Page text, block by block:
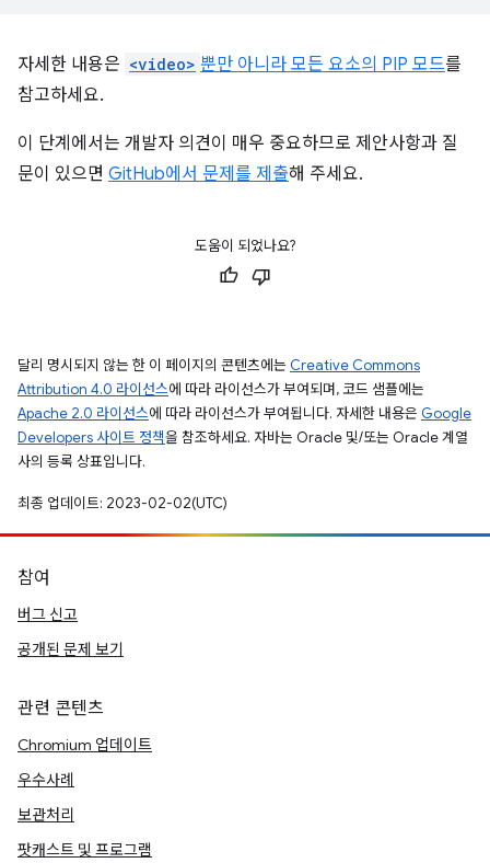
자세한 내용은 <video> 뿐만 아니라 모든 요소의 PIP 모드를
참고하세요.
이 단계에서는 개발자 의견이 매우 중요하므로 제안사항과 질
문이 있으면 GitHub에서 문제를 제출해 주세요.
도움이 되었나요?
달리 명시되지 않는 한 이 페이지의 콘텐츠에는 Creative Commons
Attribution 4.0 라이선스에 따라 라이선스가 부여되며, 코드 샘플에는
Apache 2.0 라이선스에 따라 라이선스가 부여됩니다. 자세한 내용은 Google
Developers 사이트 정책을 참조하세요. 자바는 Oracle 및/또는 Oracle 계열
사의 등록 상표입니다.
최종 업데이트: 2023-02-02(UTC)
참여
버그 신고
공개된 문제 보기
관련 콘텐츠
Chromium 업데이트
우수사례
보관처리
팟캐스트 및 프로그램